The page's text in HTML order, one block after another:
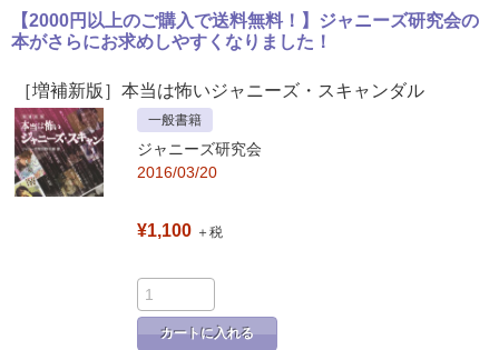
【2000円以上のご購入で送料無料！】ジャニーズ研究会の
本がさらにお求めしやすくなりました！
［増補新版］本当は怖いジャニーズ・スキャンダル
一般書籍
ジャニーズ研究会
2016/03/20
¥1,100 ＋税
カートに入れる